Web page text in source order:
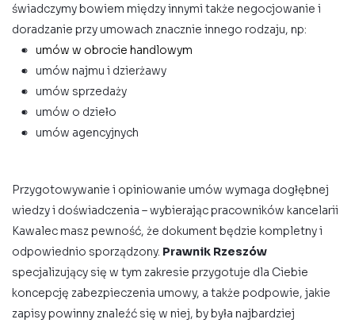
świadczymy bowiem między innymi także negocjowanie i
doradzanie przy umowach znacznie innego rodzaju, np:
umów w obrocie handlowym
umów najmu i dzierżawy
umów sprzedaży
umów o dzieło
umów agencyjnych
Przygotowywanie i opiniowanie umów wymaga dogłębnej
wiedzy i doświadczenia – wybierając pracowników kancelarii
Kawalec masz pewność, że dokument będzie kompletny i
odpowiednio sporządzony. Prawnik Rzeszów
specjalizujący się w tym zakresie przygotuje dla Ciebie
koncepcję zabezpieczenia umowy, a także podpowie, jakie
zapisy powinny znaleźć się w niej, by była najbardziej